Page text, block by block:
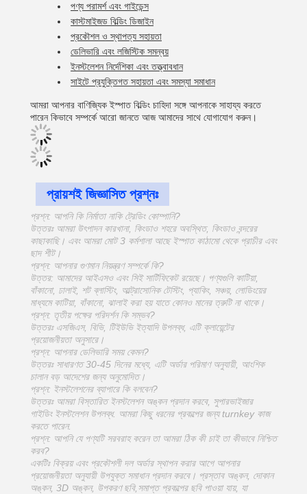
পণ্য পরামর্শ এবং গাইডেন্স
কাস্টমাইজড বিল্ডিং ডিজাইন
প্রকৌশল ও স্থাপত্য সহায়তা
ডেলিভারি এবং লজিস্টিক সমন্বয়
ইনস্টলেশন নির্দেশিকা এবং তত্ত্বাবধান
সাইটে প্রযুক্তিগত সহায়তা এবং সমস্যা সমাধান
আমরা আপনার বাণিজ্যিক ইস্পাত বিল্ডিং চাহিদা সঙ্গে আপনাকে সাহায্য করতে
পারেন কিভাবে সম্পর্কে আরো জানতে আজ আমাদের সাথে যোগাযোগ করুন।
প্রায়শই জিজ্ঞাসিত প্রশ্নঃ
প্রশ্ন: আপনি কি নির্মাতা নাকি ট্রেডিং কোম্পানি?
উত্তরঃ আমরা উৎপাদন কারখানা, কিংডাও শহরে অবস্থিত, কিংডাও বন্দরের
কাছাকাছি। এবং আমরা মোট 3 কর্মশালা আছে ইস্পাত কাঠামো থেকে প্রাচীর এবং
ছাদ শীট।
প্রশ্ন: আপনার গুণমান নিয়ন্ত্রণ সম্পর্কে কি?
উত্তর: আমাদের আইএসও এবং সিই সার্টিফিকেট রয়েছে। পণ্যগুলি কাটিয়া,
বাঁকানো, ঢালাই, শট ব্লাস্টিং, আল্ট্রাসোনিক টেস্টিং, প্যাকিং, সঞ্চয়, লোডিংয়ের
মাধ্যমে কাটিয়া, বাঁকানো, ঝালাই করা হয় যাতে কোনও মানের ত্রুটি না থাকে।
প্রশ্ন: তৃতীয় পক্ষের পরিদর্শন কি সম্ভব?
উত্তরঃ এসজিএস, বিভি, টিইউভি ইত্যাদি উপলব্ধ, এটি ক্লায়েন্টের
প্রয়োজনীয়তা অনুসারে।
প্রশ্ন: আপনার ডেলিভারি সময় কেমন?
উত্তরঃ সাধারণত 30-45 দিনের মধ্যে, এটি অর্ডার পরিমাণ অনুযায়ী, আংশিক
চালান বড় আদেশের জন্য অনুমোদিত।
প্রশ্ন: ইনস্টলেশনের ব্যাপারে কি বলবেন?
উত্তরঃ আমরা বিস্তারিত ইনস্টলেশন অঙ্কন প্রদান করবে, সুপারভাইজার
গাইডিং ইনস্টলেশন উপলব্ধ. আমরা কিছু ধরনের প্রকল্পের জন্য turnkey কাজ
করতে পারেন.
প্রশ্ন: আপনি যে পণ্যটি সরবরাহ করেন তা আমরা ঠিক কী চাই তা কীভাবে নিশ্চিত
করব?
একটিঃ বিক্রয় এবং প্রকৌশলী দল অর্ডার স্থাপন করার আগে আপনার
প্রয়োজনীয়তা অনুযায়ী উপযুক্ত সমাধান প্রদান করবে। প্রস্তাব অঙ্কন, দোকান
অঙ্কন, 3D অঙ্কন, উপকরণ ছবি,সমাপ্ত প্রকল্পের ছবি পাওয়া যায়, যা